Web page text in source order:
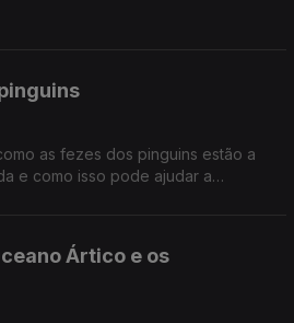
as fezes dos pinguins estão a
e como isso pode ajudar a
Ártico e os